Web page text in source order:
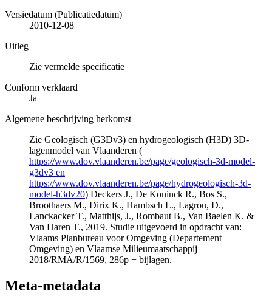
Versiedatum (Publicatiedatum)
2010-12-08
Uitleg
Zie vermelde specificatie
Conform verklaard
Ja
Algemene beschrijving herkomst
Zie Geologisch (G3Dv3) en hydrogeologisch (H3D) 3D-
lagenmodel van Vlaanderen (
https://www.dov.vlaanderen.be/page/geologisch-3d-model-
g3dv3 en
https://www.dov.vlaanderen.be/page/hydrogeologisch-3d-
model-h3dv20) Deckers J., De Koninck R., Bos S.,
Broothaers M., Dirix K., Hambsch L., Lagrou, D.,
Lanckacker T., Matthijs, J., Rombaut B., Van Baelen K. &
Van Haren T., 2019. Studie uitgevoerd in opdracht van:
Vlaams Planbureau voor Omgeving (Departement
Omgeving) en Vlaamse Milieumaatschappij
2018/RMA/R/1569, 286p + bijlagen.
Meta-metadata